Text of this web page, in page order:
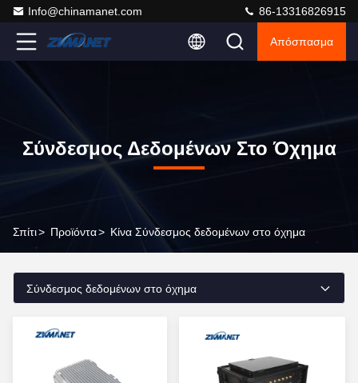
Info@chinamanet.com 86-13316826915
Απόσπασμα
Σύνδεσμος Δεδομένων Στο Όχημα
Σπίτι> Προϊόντα> Κίνα Σύνδεσμος δεδομένων στο όχημα
Σύνδεσμος δεδομένων στο όχημα